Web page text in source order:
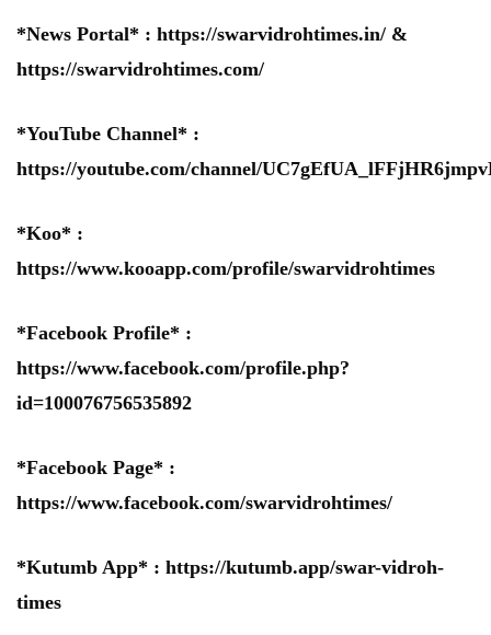
*News Portal* : https://swarvidrohtimes.in/ &
https://swarvidrohtimes.com/
*YouTube Channel* :
https://youtube.com/channel/
*Koo* :
https://www.kooapp.com/profile/swarvidrohtimes
*Facebook Profile* :
https://www.facebook.com/profile.php?
id=100076756535892
*Facebook Page* :
https://www.facebook.com/swarvidrohtimes/
*Kutumb App* : https://kutumb.app/swar-vidroh-
times